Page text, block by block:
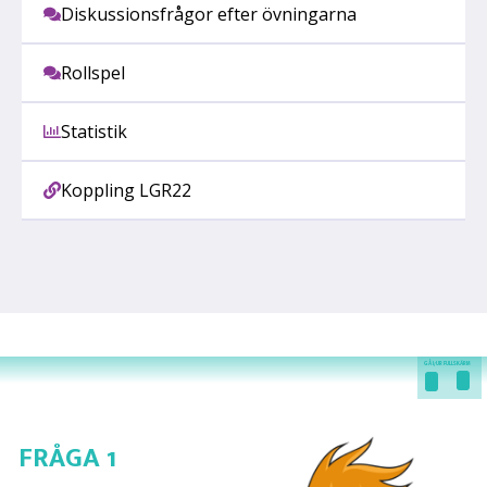
Diskussionsfrågor efter övningarna
Rollspel
Statistik
Koppling LGR22
GÅ I/UR FULLSKÄRM
FRÅGA 1